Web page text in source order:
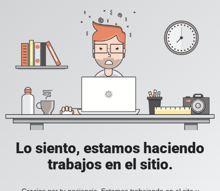
Lo siento, estamos haciendo
trabajos en el sitio.